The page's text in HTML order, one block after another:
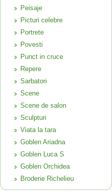
Peisaje
Picturi celebre
Portrete
Povesti
Punct in cruce
Repere
Sarbatori
Scene
Scene de salon
Sculpturi
Viata la tara
Goblen Ariadna
Goblen Luca S
Goblen Orchidea
Broderie Richelieu